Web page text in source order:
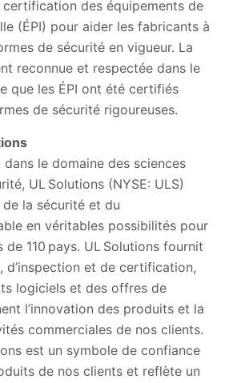
certification des équipements de
(ÉPI) pour aider les fabricants à
de sécurité en vigueur. La
reconnue et respectée dans le
que les ÉPI ont été certifiés
de sécurité rigoureuses.
le domaine des sciences
UL Solutions (NYSE: ULS)
la sécurité et du
en véritables possibilités pour
de 110 pays. UL Solutions fournit
d’inspection et de certification,
logiciels et des offres de
l’innovation des produits et la
commerciales de nos clients.
est un symbole de confiance
de nos clients et reflète un